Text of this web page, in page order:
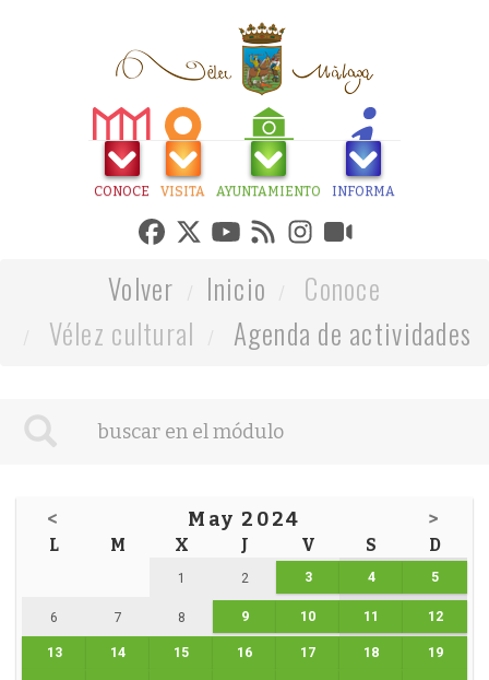
CONOCE VISITA AYUNTAMIENTO INFORMA
Volver Inicio
Conoce
Vélez cultural
Agenda de actividades
< May 2024 >
L M X J V S D
1 2 3 4 5
6 7 8 9 10 11 12
13 14 15 16 17 18 19